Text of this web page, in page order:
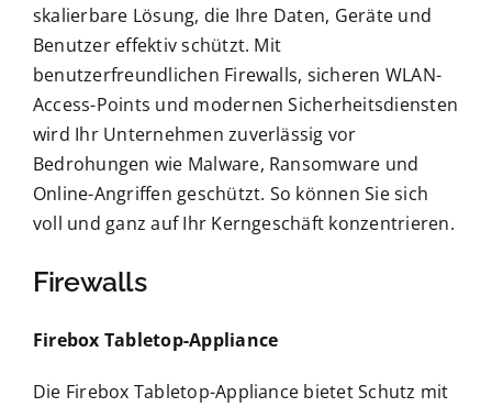
skalierbare Lösung, die Ihre Daten, Geräte und
Benutzer effektiv schützt. Mit
benutzerfreundlichen Firewalls, sicheren WLAN-
Access-Points und modernen Sicherheitsdiensten
wird Ihr Unternehmen zuverlässig vor
Bedrohungen wie Malware, Ransomware und
Online-Angriffen geschützt. So können Sie sich
voll und ganz auf Ihr Kerngeschäft konzentrieren.
Firewalls
Firebox Tabletop-Appliance
Die Firebox Tabletop-Appliance bietet Schutz mit